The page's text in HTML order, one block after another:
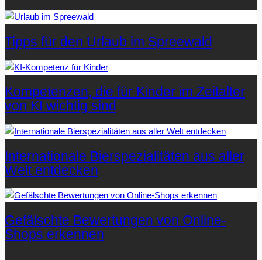
Tipps für den Urlaub im Spreewald
Kompetenzen, die für Kinder im Zeitalter
von KI wichtig sind
Internationale Bierspezialitäten aus aller
Welt entdecken
Gefälschte Bewertungen von Online-
Shops erkennen